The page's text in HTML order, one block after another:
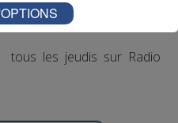
tous les jeudis sur Radio